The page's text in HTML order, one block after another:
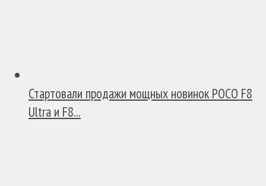
Стартовали продажи мощных новинок POCO F8
Ultra и F8...